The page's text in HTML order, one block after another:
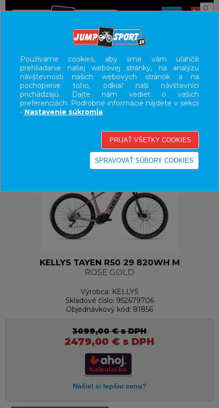
0
E-BIKE HORSKÉ HARDTAIL, PEVNÉ
UŽÍVATEĽSKÝ PANEL
KATEGÓRIE
VÝPREDAJ - VŠETKO
KELLYS TAYEN R50 29 820WH M
ROSE GOLD
Výrobca: KELLYS
Skladové číslo: 952679706
Objednávkový kód: 81856
3099,00 €s DPH
2479,00 € s DPH
Používame cookies, aby sme vám uľahčili
prehliadanie našej webovej stránky, na analýzu
návštevnosti našich webových stránok a na
pochopenie toho, odkiaľ naši návštevníci
prichádzajú. Dajte nám vedieť o vašich
preferenciách. Podrobné informácie nájdete v sekcii
- Nastavenie súkromia